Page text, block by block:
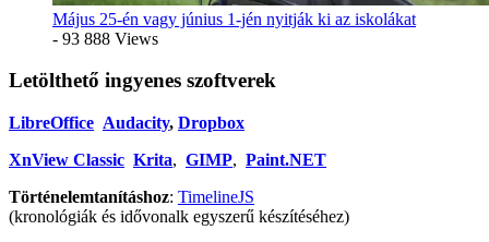
Május 25-én vagy június 1-jén nyitják ki az iskolákat
- 93 888 Views
Letölthető ingyenes szoftverek
LibreOffice Audacity, Dropbox
XnView Classic Krita, GIMP, Paint.NET
Történelemtanításhoz: TimelineJS
(kronológiák és idővonalk egyszerű készítéséhez)